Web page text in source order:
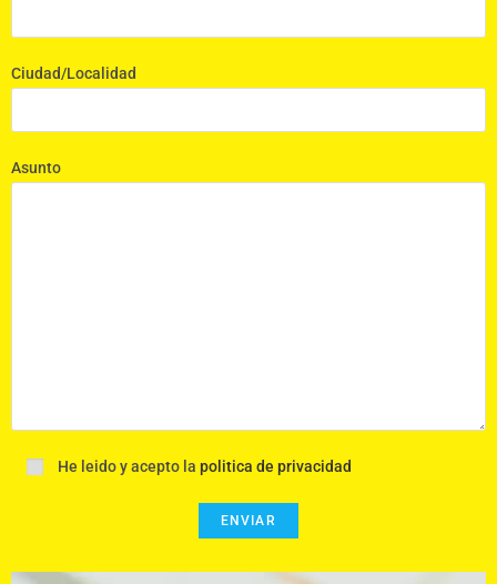
Ciudad/Localidad
Asunto
He leido y acepto la politica de privacidad